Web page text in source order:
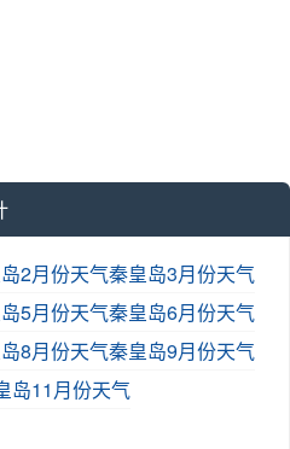
2月份天气秦皇岛3月份天气
5月份天气秦皇岛6月份天气
8月份天气秦皇岛9月份天气
岛11月份天气